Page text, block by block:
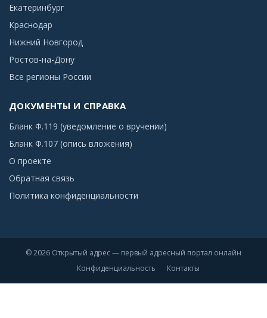
Екатеринбург
Краснодар
Нижний Новгород
Ростов-на-Дону
Все регионы России
ДОКУМЕНТЫ И СПРАВКА
Бланк Ф.119 (уведомление о вручении)
Бланк Ф.107 (опись вложения)
О проекте
Обратная связь
Политика конфиденциальности
© 2026 Открытый адрес — первый адресный портал онлайн
Конфиденциальность
Контакты